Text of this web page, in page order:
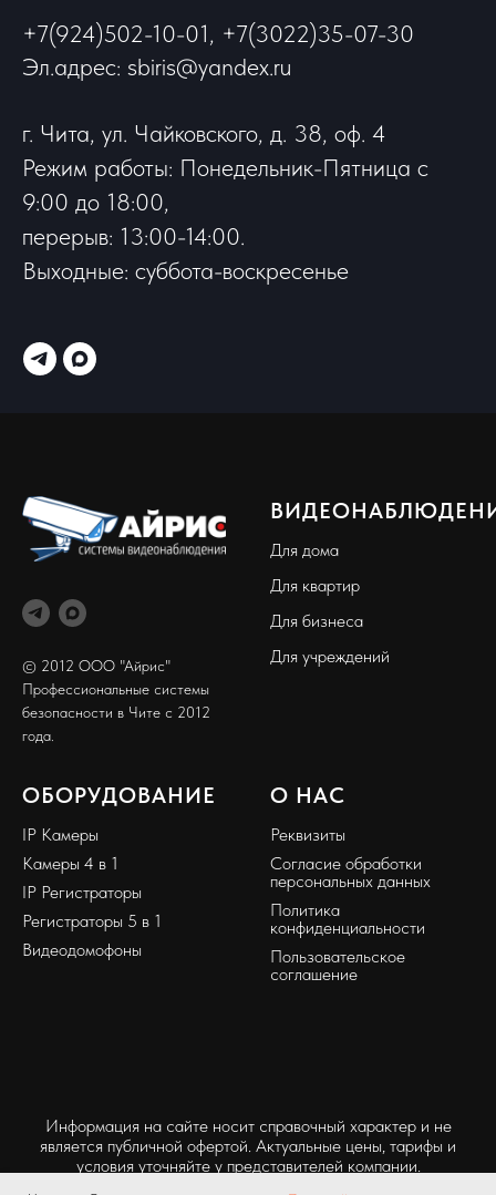
+7(924)502-10-01, +7(3022)35-07-30
Эл.адрес: sbiris@yandex.ru
г. Чита, ул. Чайковского, д. 38, оф. 4
Режим работы: Понедельник-Пятница с
9:00 до 18:00,
перерыв: 13:00-14:00.
Выходные: суббота-воскресенье
© 2012 ООО "Айрис"
Профессиональные системы
безопасности в Чите с 2012
года.
Для дома
Для квартир
Для бизнеса
Для учреждений
ОБОРУДОВАНИЕ
IP Камеры
Камеры 4 в 1
IP Регистраторы
Регистраторы 5 в 1
Видеодомофоны
О НАС
Реквизиты
Согласие обработки
персональных данных
Политика
конфиденциальности
Пользовательское
соглашение
Информация на сайте носит справочный характер и не
является публичной офертой. Актуальные цены, тарифы и
условия уточняйте у представителей компании.